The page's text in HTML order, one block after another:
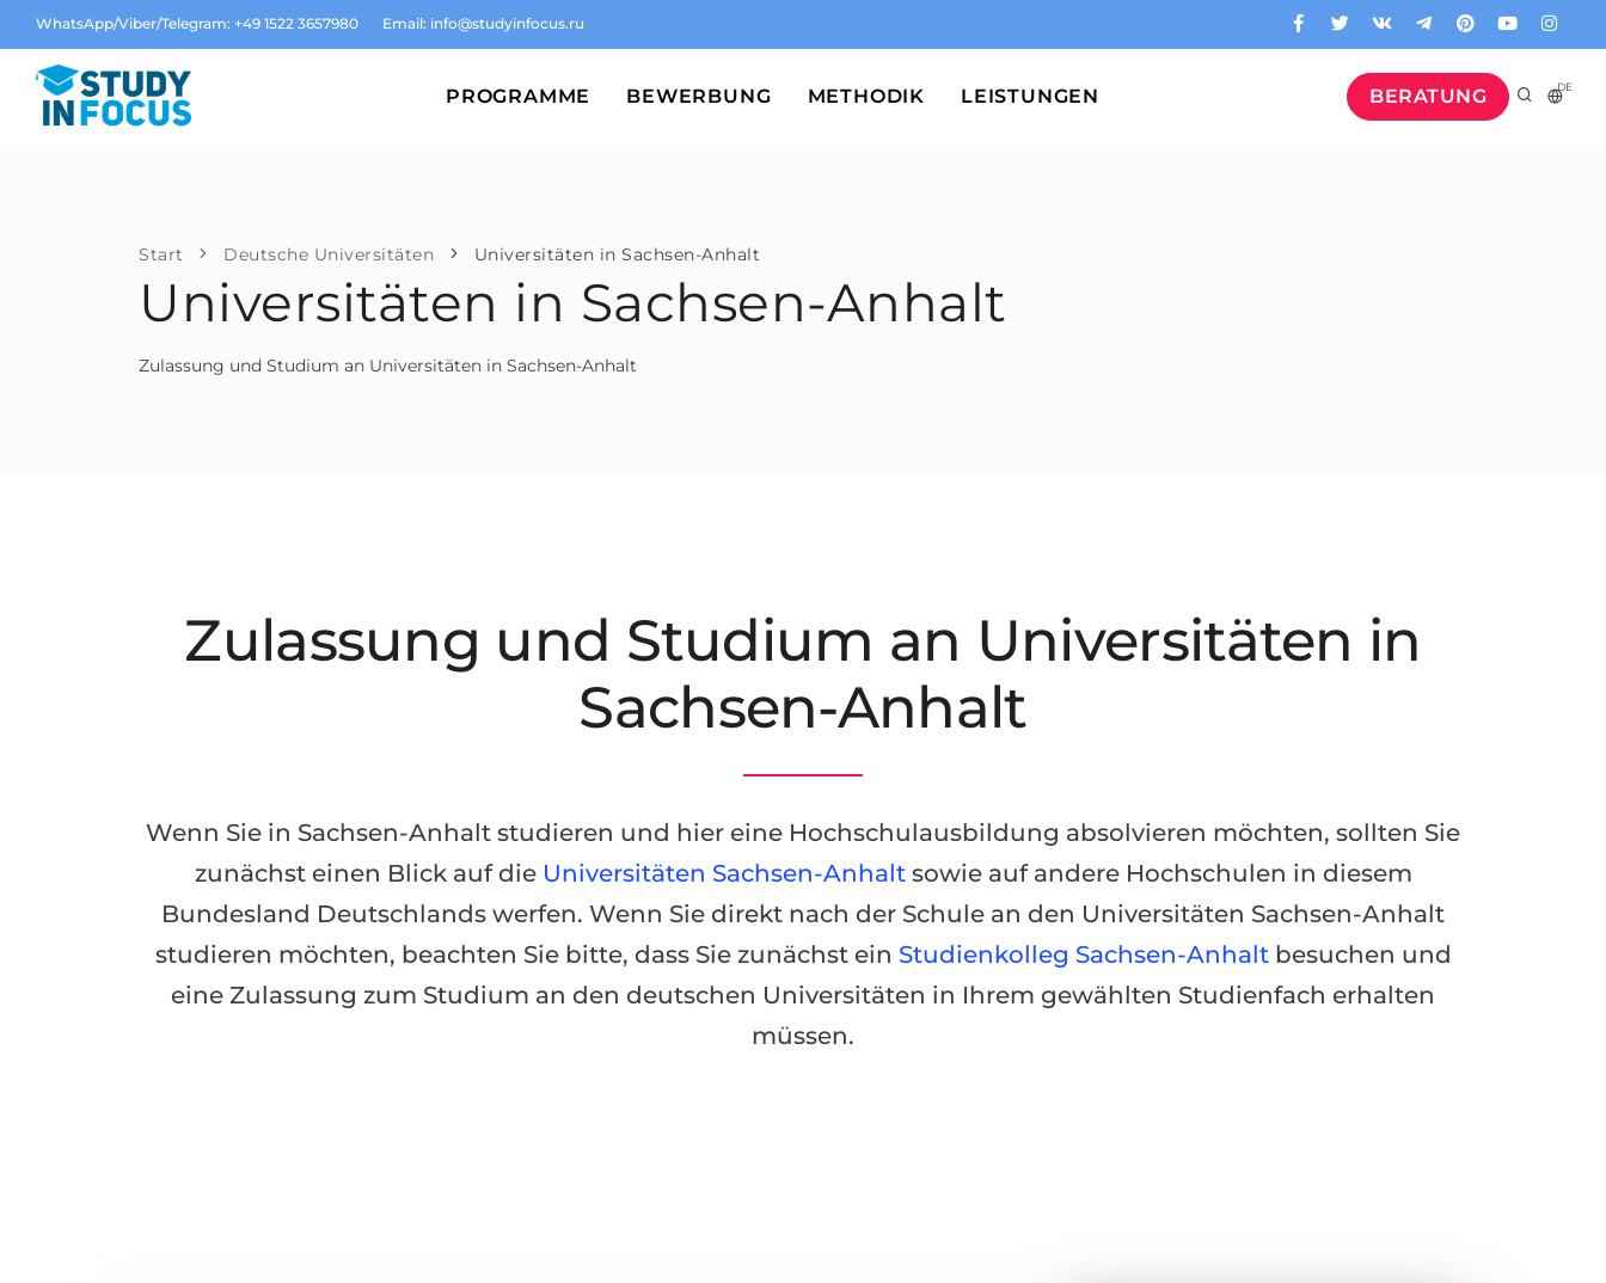
WhatsApp/Viber/Telegram: +49 1522 3657980 Email: info@studyinfocus.ru
BERATUNG DE
PROGRAMME BEWERBUNG METHODIK LEISTUNGEN
Start Deutsche Universitäten Universitäten in Sachsen-Anhalt
Universitäten in Sachsen-Anhalt
Zulassung und Studium an Universitäten in Sachsen-Anhalt
Zulassung und Studium an Universitäten in
Sachsen-Anhalt
Wenn Sie in Sachsen-Anhalt studieren und hier eine Hochschulausbildung absolvieren möchten, sollten Sie
zunächst einen Blick auf die Universitäten Sachsen-Anhaltsowie auf andere Hochschulen in diesem
Bundesland Deutschlands werfen. Wenn Sie direkt nach der Schule an den Universitäten Sachsen-Anhalt
studieren möchten, beachten Sie bitte, dass Sie zunächst ein Studienkolleg Sachsen-Anhaltbesuchen und
eine Zulassung zum Studium an den deutschen Universitäten in Ihrem gewählten Studienfach erhalten
müssen.